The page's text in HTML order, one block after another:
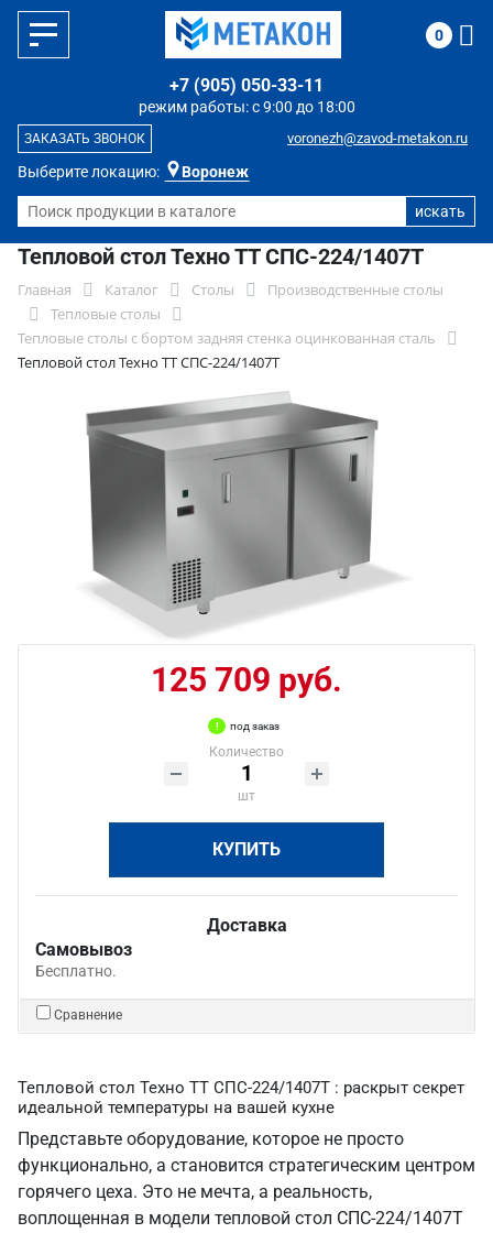
Выберите локацию: Воронеж
режим работы: с 9:00 до 18:00
+7 (905) 050-33-11
voronezh@zavod-metakon.ru
ЗАКАЗАТЬ ЗВОНОК
0
Тепловой стол Техно ТТ СПС-224/1407Т
Главная Каталог Столы
Производственные столы
Тепловые столы
Тепловые столы с бортом задняя стенка оцинкованная сталь
Тепловой стол Техно ТТ СПС-224/1407Т
125 709 руб.
под заказ
Количество
шт
КУПИТЬ
Доставка
Самовывоз
Бесплатно.
Сравнение
Тепловой стол Техно ТТ СПС-224/1407Т : раскрыт секрет
идеальной температуры на вашей кухне
Представьте оборудование, которое не просто
функционально, а становится стратегическим центром
горячего цеха. Это не мечта, а реальность,
воплощенная в модели тепловой стол СПС-224/1407Т